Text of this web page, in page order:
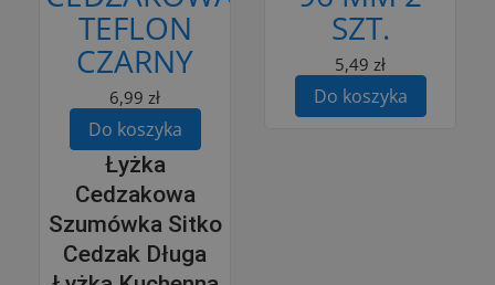
TEFLON
CZARNY
6,99 zł
Do koszyka
Łyżka
Cedzakowa
Szumówka Sitko
Cedzak Długa
SZT.
5,49 zł
Do koszyka